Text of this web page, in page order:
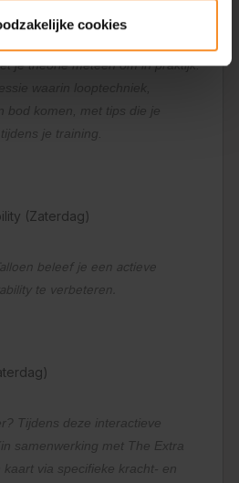
cookies
je theorie meteen om in praktijk.
bod komen, met tips die je
je training.
(Zaterdag)
beleef je een actieve
te verbeteren.
Tijdens deze interactieve
samenwerking met The Extra
via specifieke kracht- en